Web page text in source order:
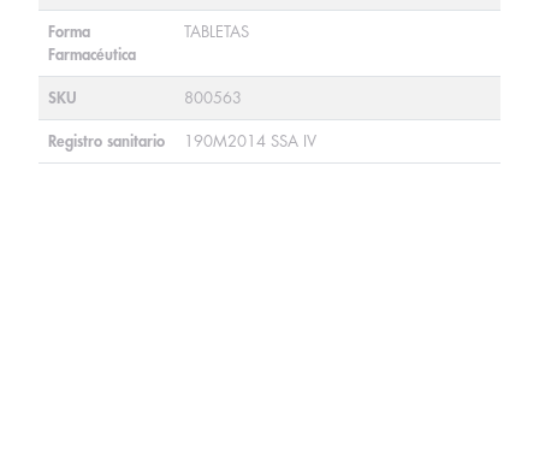
Forma
Farmacéutica
TABLETAS
SKU 800563
Registro sanitario 190M2014 SSA IV